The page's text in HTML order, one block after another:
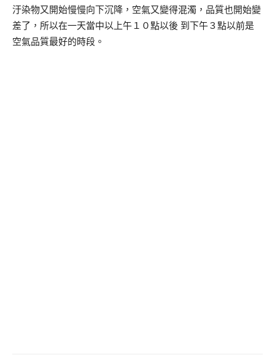
汙染物又開始慢慢向下沉降，空氣又變得混濁，品質也開始變
差了，所以在一天當中以上午１０點以後 到下午３點以前是
空氣品質最好的時段。